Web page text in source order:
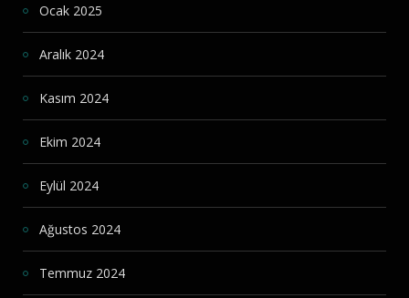
Ocak 2025
Aralık 2024
Kasım 2024
Ekim 2024
Eylül 2024
Ağustos 2024
Temmuz 2024